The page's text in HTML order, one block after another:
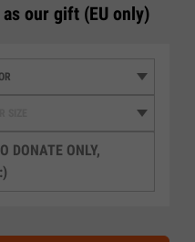
as our gift (EU only)
DONATE ONLY,